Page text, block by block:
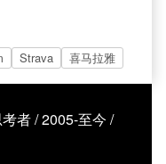
Strava 喜马拉雅
者 / 2005-至今 /